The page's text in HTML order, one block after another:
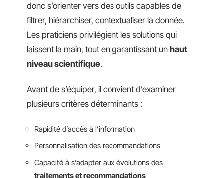
donc s’orienter vers des outils capables de
filtrer, hiérarchiser, contextualiser la donnée.
Les praticiens privilégient les solutions qui
laissent la main, tout en garantissant un haut
niveau scientifique.
Avant de s’équiper, il convient d’examiner
plusieurs critères déterminants :
Rapidité d’accès à l’information
Personnalisation des recommandations
Capacité à s’adapter aux évolutions des
traitements et recommandations